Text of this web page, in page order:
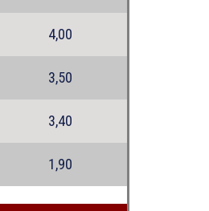
4,00
3,50
3,40
1,90